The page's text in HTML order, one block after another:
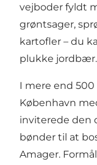
vejboder fyldt
grøntsager,
kartofler – du
plukke jordbær.
I mere end
København
inviterede den
bønder til at
Amager.